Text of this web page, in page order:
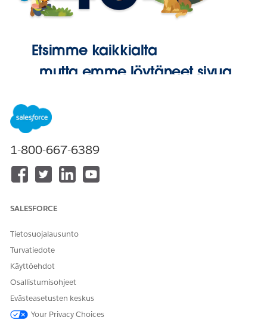
Etsimme kaikkialta
, mutta emme löytäneet sivua.
1-800-667-6389
SALESFORCE
Tietosuojalausunto
Turvatiedote
Käyttöehdot
Osallistumisohjeet
Evästeasetusten keskus
Your Privacy Choices